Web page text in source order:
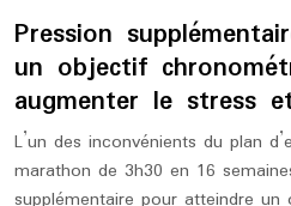
Pression
un objectif
augmenter le stress
L’un des inconvénients du plan
marathon de 3h30 en 16
supplémentaire pour atteindre